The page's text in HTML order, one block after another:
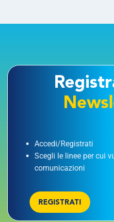
Accedi/Registrati
Scegli le linee per cui
comunicazioni
REGISTRATI